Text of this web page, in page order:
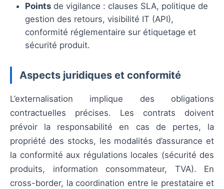
Points de vigilance : clauses SLA, politique de
gestion des retours, visibilité IT (API),
conformité réglementaire sur étiquetage et
sécurité produit.
Aspects juridiques et conformité
L’externalisation implique des obligations
contractuelles précises. Les contrats doivent
prévoir la responsabilité en cas de pertes, la
propriété des stocks, les modalités d’assurance et
la conformité aux régulations locales (sécurité des
produits, information consommateur, TVA). En
cross-border, la coordination entre le prestataire et